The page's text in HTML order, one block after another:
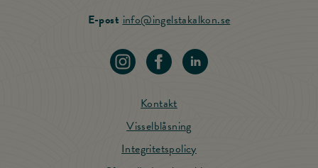
E-postinfo@ingelstakalkon.seSkicka mail till
Kontakt
Visselblåsning
Integritetspolicy